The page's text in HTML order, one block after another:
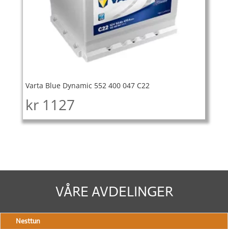
Varta Blue Dynamic 552 400 047 C22
kr 1127
VÅRE AVDELINGER
Nesttun